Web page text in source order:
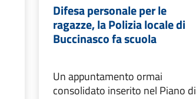
Difesa personale per le
ragazze, la Polizia locale di
Buccinasco fa scuola
Un appuntamento ormai
consolidato inserito nel Piano di